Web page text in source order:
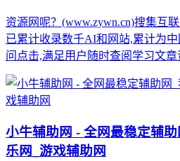
资源网呢？(www.zywn.cn)搜集互
已累计收录数千AI和网站,累计为
问点击,满足用户随时查阅学习文
小牛辅助网 - 全网最稳定辅
乐网_游戏辅助网